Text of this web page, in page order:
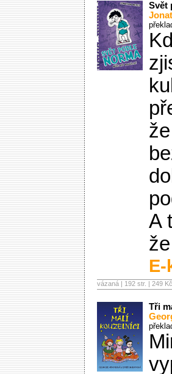
Svět
A
vázaná | 192 str. | 249 Kč
Tři